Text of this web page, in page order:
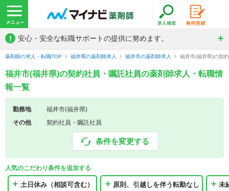
! 安心・安全な転職サポートの提供に努めます。
薬剤師の求人・転職TOP 福井県の薬剤師求人 福井市の薬剤師求人 福井市(福井県)の契
福井市(福井県)の契約社員・嘱託社員の薬剤師求人・転職情
報一覧
勤務地
福井市(福井県)
その他
契約社員・嘱託社員
条件を変更する
人気のこだわり条件を追加する
土日休み（相談可含む） 原則、引越しを伴う転勤なし 未